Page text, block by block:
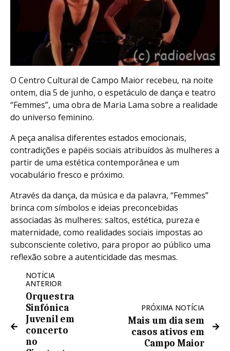
O Centro Cultural de Campo Maior recebeu, na noite
ontem, dia 5 de junho, o espetáculo de dança e teatro
“Femmes”, uma obra de Maria Lama sobre a realidade
do universo feminino.
A peça analisa diferentes estados emocionais,
contradições e papéis sociais atribuídos às mulheres a
partir de uma estética contemporânea e um
vocabulário fresco e próximo.
Através da dança, da música e da palavra, “Femmes”
brinca com símbolos e ideias preconcebidas
associadas às mulheres: saltos, estética, pureza e
maternidade, como realidades sociais impostas ao
subconsciente coletivo, para propor ao público uma
reflexão sobre a autenticidade das mesmas.
NOTÍCIA
ANTERIOR
Orquestra
Sinfónica
Juvenil em
concerto
no
PRÓXIMA NOTÍCIA
Mais um dia sem
casos ativos em
Campo Maior